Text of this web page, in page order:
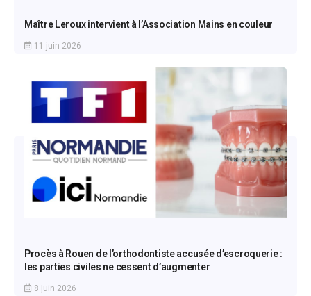
Maître Leroux intervient à l’Association Mains en couleur
11 juin 2026
Procès à Rouen de l’orthodontiste accusée d’escroquerie :
les parties civiles ne cessent d’augmenter
8 juin 2026